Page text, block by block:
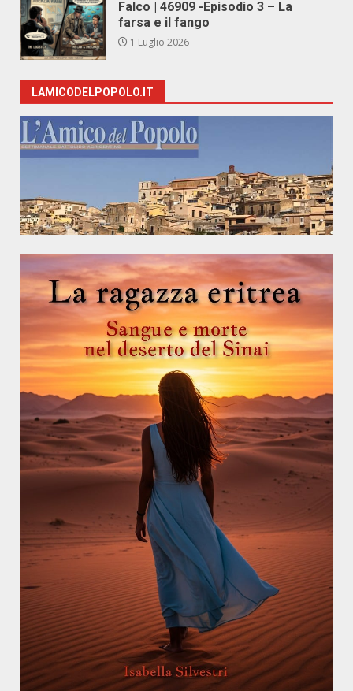
Falco | 46909 -Episodio 3 – La
farsa e il fango
1 Luglio 2026
LAMICODELPOPOLO.IT